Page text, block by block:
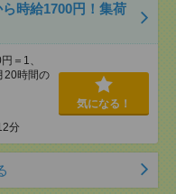
時給1700円！集荷
＝1、
20時間の
分
気になる！